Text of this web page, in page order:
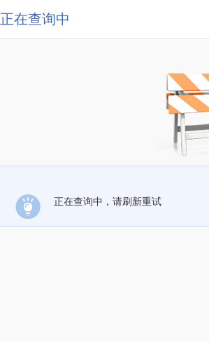
正在查询中
正在查询中，请刷新重试